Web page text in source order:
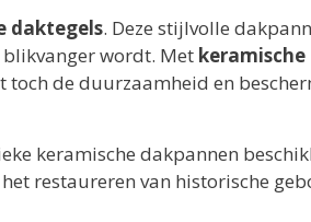
daktegels. Deze stijlvolle
wordt. Met keramische
de duurzaamheid en
keramische dakpannen
restaureren van historische